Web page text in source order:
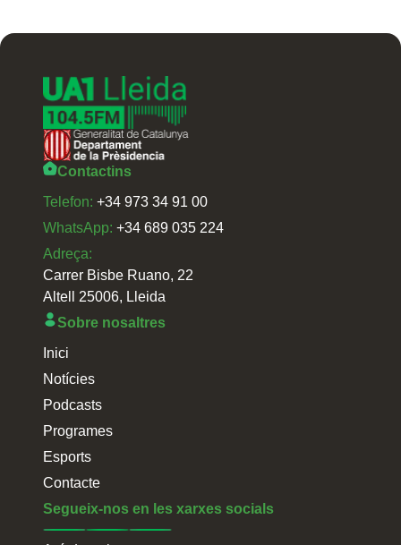
Contactins
Telefon: +34 973 34 91 00
WhatsApp: +34 689 035 224
Adreça:
Carrer Bisbe Ruano, 22
Altell 25006, Lleida
Sobre nosaltres
Inici
Notícies
Podcasts
Programes
Esports
Contacte
Segueix-nos en les xarxes socials